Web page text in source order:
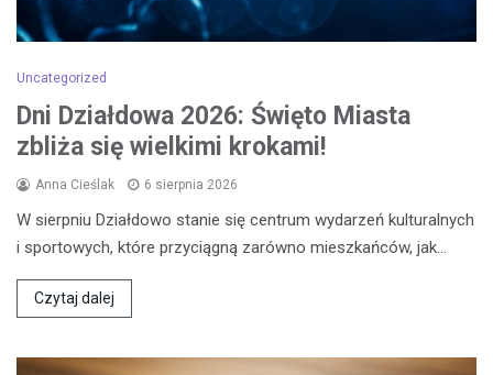
Uncategorized
Dni Działdowa 2026: Święto Miasta
zbliża się wielkimi krokami!
Anna Cieślak 6 sierpnia 2026
W sierpniu Działdowo stanie się centrum wydarzeń kulturalnych
i sportowych, które przyciągną zarówno mieszkańców, jak…
Czytaj dalej